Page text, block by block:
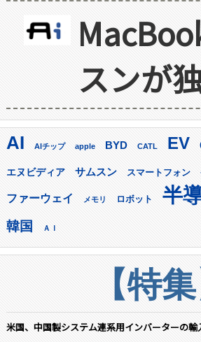
スンが
AI AIチップ apple BYD CATL EV
エヌビディア サムスン スマートフォン
ファーウェイ メモリ ロボット 半
韓国 ＡＩ
【特
米国、中国製システム連系用インバーターの輸